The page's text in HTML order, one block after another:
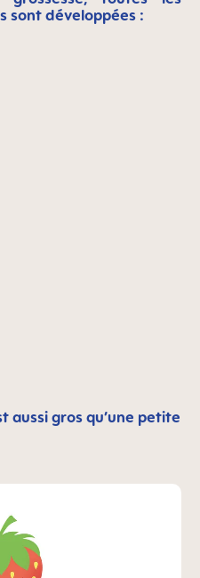
sont développées :
aussi gros qu’une petite